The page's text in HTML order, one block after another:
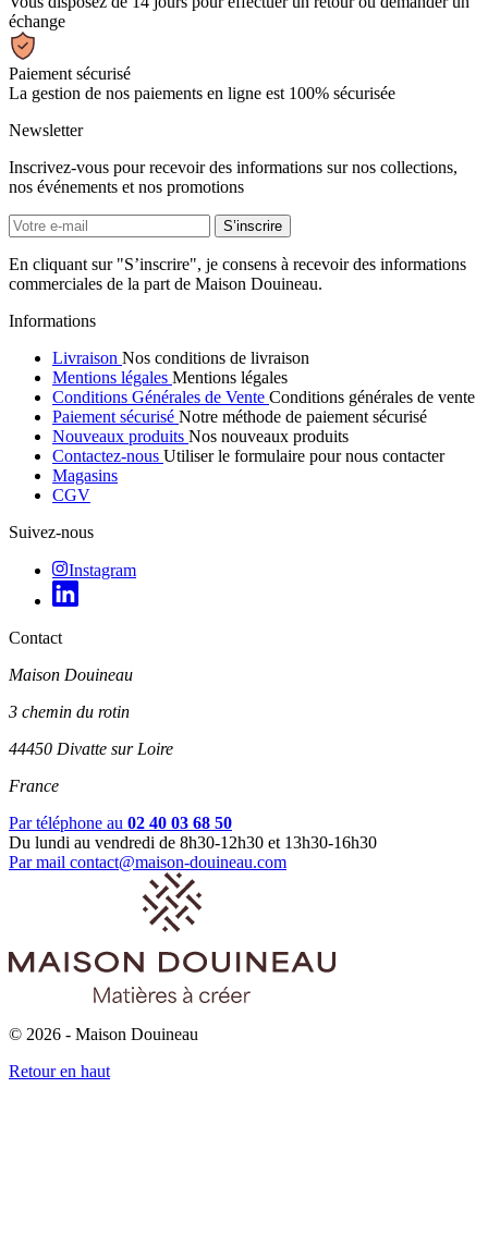
échange
Paiement sécurisé
La gestion de nos paiements en ligne est 100% sécurisée
Newsletter
Inscrivez-vous pour recevoir des informations sur nos collections,
nos événements et nos promotions
En cliquant sur "S’inscrire", je consens à recevoir des informations
commerciales de la part de Maison Douineau.
Informations
Livraison Nos conditions de livraison
Mentions légales Mentions légales
Conditions Générales de Vente Conditions générales de vente
Paiement sécurisé Notre méthode de paiement sécurisé
Nouveaux produits Nos nouveaux produits
Contactez-nous Utiliser le formulaire pour nous contacter
Magasins
CGV
Suivez-nous
Instagram
Contact
Maison Douineau
3 chemin du rotin
44450 Divatte sur Loire
France
Par téléphone au 02 40 03 68 50
Du lundi au vendredi de 8h30-12h30 et 13h30-16h30
Par mail contact@maison-douineau.com
© 2026 - Maison Douineau
Retour en haut